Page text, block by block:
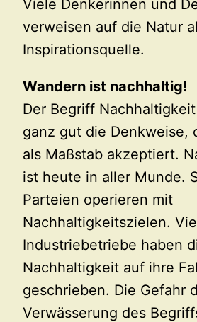
Viele Denkerinnen und
verweisen auf die Natur
Inspirationsquelle.
Wandern ist nachhaltig!
Der Begriff
ganz gut die Denkweise,
als Maßstab akzeptiert.
ist heute in aller Munde.
Parteien operieren mit
Nachhaltigkeitszielen.
Industriebetriebe haben
Nachhaltigkeit auf ihre
geschrieben. Die Gefahr
Verwässerung des